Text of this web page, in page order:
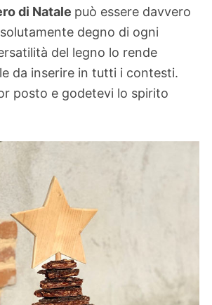
di Natale può essere davvero
degno di ogni
del legno lo rende
da inserire in tutti i contesti.
posto e godetevi lo spirito